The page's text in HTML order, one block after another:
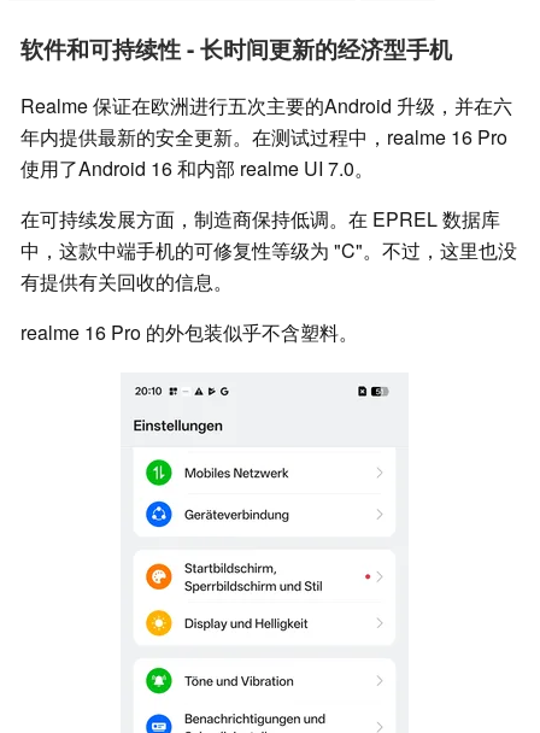
软件和可持续性 - 长时间更新的经济型手机
Realme 保证在欧洲进行五次主要的Android 升级，并在六
年内提供最新的安全更新。在测试过程中，realme 16 Pro
使用了Android 16 和内部 realme UI 7.0。
在可持续发展方面，制造商保持低调。在 EPREL 数据库
中，这款中端手机的可修复性等级为 "C"。不过，这里也没
有提供有关回收的信息。
realme 16 Pro 的外包装似乎不含塑料。